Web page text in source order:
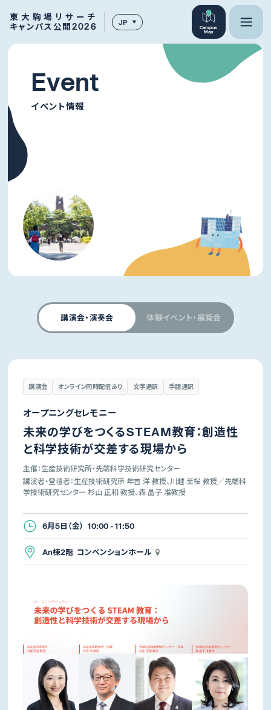
東大駒場リサーチ
キャンパス公開2026
JP
Campus
Map
Event
イベント情報
講演会・演奏会 体験イベント・展覧会
講演会 オンライン同時配信あり 文字通訳 手話通訳
オープニングセレモニー
未来の学びをつくるSTEAM教育：創造性
と科学技術が交差する現場から
主催：生産技術研究所・先端科学技術研究センター
講演者・登壇者：生産技術研究所 年吉 洋 教授、川越 至桜 教授／先端科
学技術研究センター 杉山 正和 教授、森 晶子 准教授
6月5日（金） 10:00 - 11:50
An棟2階 コンベンションホール